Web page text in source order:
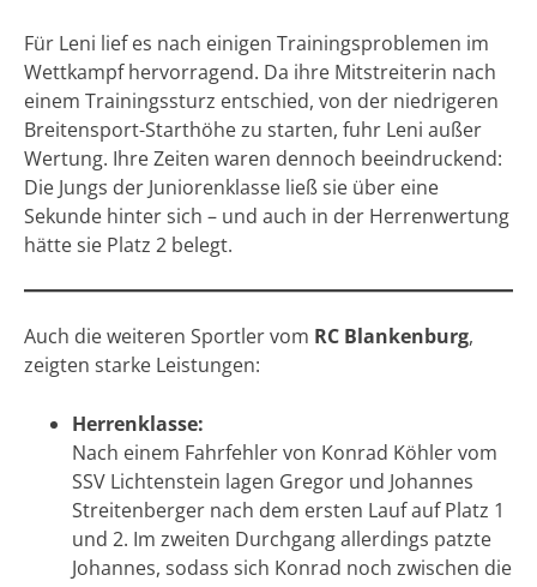
Für Leni lief es nach einigen Trainingsproblemen im
Wettkampf hervorragend. Da ihre Mitstreiterin nach
einem Trainingssturz entschied, von der niedrigeren
Breitensport-Starthöhe zu starten, fuhr Leni außer
Wertung. Ihre Zeiten waren dennoch beeindruckend:
Die Jungs der Juniorenklasse ließ sie über eine
Sekunde hinter sich – und auch in der Herrenwertung
hätte sie Platz 2 belegt.
Auch die weiteren Sportler vom RC Blankenburg,
zeigten starke Leistungen:
Herrenklasse:
Nach einem Fahrfehler von Konrad Köhler vom
SSV Lichtenstein lagen Gregor und Johannes
Streitenberger nach dem ersten Lauf auf Platz 1
und 2. Im zweiten Durchgang allerdings patzte
Johannes, sodass sich Konrad noch zwischen die